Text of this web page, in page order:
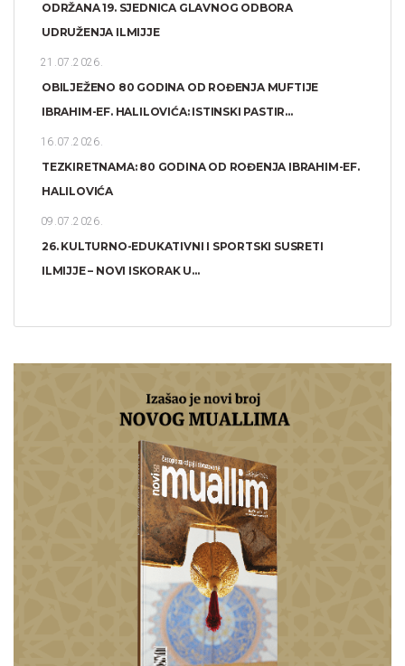
ODRŽANA 19. SJEDNICA GLAVNOG ODBORA
UDRUŽENJA ILMIJJE
21.07.2026.
OBILJEŽENO 80 GODINA OD ROĐENJA MUFTIJE
IBRAHIM-EF. HALILOVIĆA: ISTINSKI PASTIR...
16.07.2026.
TEZKIRETNAMA: 80 GODINA OD ROĐENJA IBRAHIM-EF.
HALILOVIĆA
09.07.2026.
26. KULTURNO-EDUKATIVNI I SPORTSKI SUSRETI
ILMIJJE – NOVI ISKORAK U...